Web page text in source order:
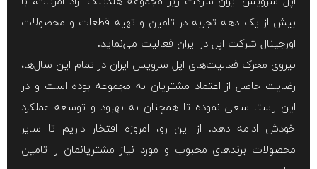
بیش از یک دهه تجربه در تامین و تهیه قطعات و محصولات
اورجینال شرکت اپل در ایران فعالیت می‌نماید.
نیروی محرک فعالیت‌های اپل سرویس ایران در تمام این سال‌ها،
رضایت حاصل از اعتماد مشتریان به مجموعه بوده است و در
این راستا سعی نموده تا همچنان به بهبود و توسعه عملکرد
خودش ادامه دهد. از این رو، امروزه افتخار داریم تا سایر
محصولات برند‌های محبوب و مورد نیاز مشتریانمان را تامین